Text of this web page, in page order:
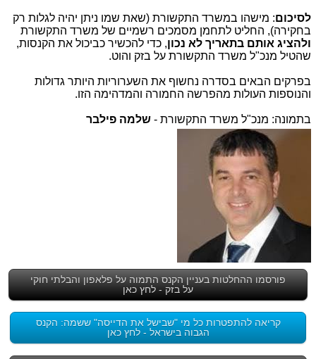
לסיכום: מישהו במשרד התקשורת (שאת שמו ניתן יהיה לגלות רק
בחקירה), החליט לתחמן מסמכים רשמיים של משרד התקשורת
ולהציג אותם בתאריך לא נכון, כדי להכשיר כביכול את הקנסות,
שהטיל מנכ"ל משרד התקשורת על בזק והוט.
בפרקים הבאים בסדרה נחשוף את השערוריות היותר גדולות
והנוספות העולות מהפרשה החמורה והמדהימה הזו.
בתמונה: מנכ"ל משרד התקשורת - שלמה פילבר
פורסמו ההחלטות בעניין הקנס התמוה על פלאפון והבלתי חוקי
על בזק - לחץ כאן
קריאה להתפטרות כל מי "שבישל את הדייסה" ששמה: הקנס
הגבוה בישראל - לחץ כאן